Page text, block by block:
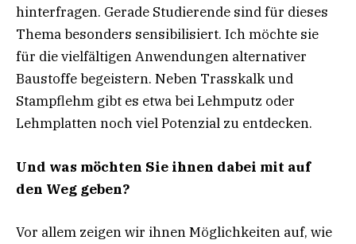
hinterfragen. Gerade Studierende sind für dieses
Thema besonders sensibilisiert. Ich möchte sie
für die vielfältigen Anwendungen alternativer
Baustoffe begeistern. Neben Trasskalk und
Stampflehm gibt es etwa bei Lehmputz oder
Lehmplatten noch viel Potenzial zu entdecken.
Und was möchten Sie ihnen dabei mit auf
den Weg geben?
Vor allem zeigen wir ihnen Möglichkeiten auf, wie